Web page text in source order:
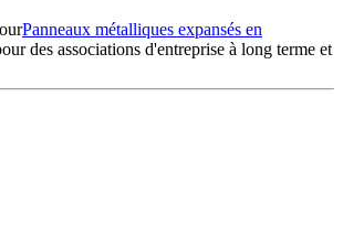
Panneaux métalliques expansés en
des associations d'entreprise à long terme et